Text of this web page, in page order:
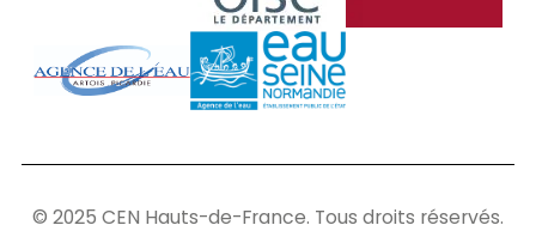
© 2025 CEN Hauts-de-France. Tous droits réservés.